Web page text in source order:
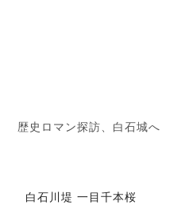
歴史ロマン探訪、白石城へ
白石川堤 一目千本桜